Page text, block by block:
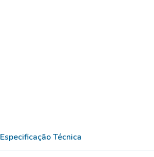
Especificação Técnica